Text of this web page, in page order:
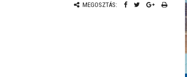
MEGOSZTÁS: